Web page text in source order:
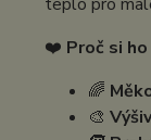
❤️ Proč si
🌈
🎨